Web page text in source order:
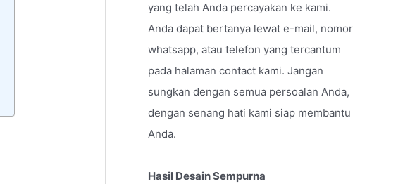
yang telah Anda percayakan ke kami.
Anda dapat bertanya lewat e-mail, nomor
whatsapp, atau telefon yang tercantum
pada halaman contact kami. Jangan
sungkan dengan semua persoalan Anda,
dengan senang hati kami siap membantu
Anda.
Hasil Desain Sempurna